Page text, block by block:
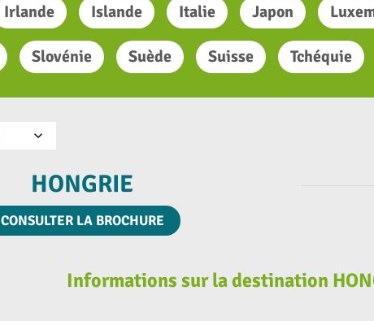
Irlande Islande Italie Japon
Slovénie Suède Suisse Tchéquie
HONGRIE
CONSULTER LA BROCHURE
Informations sur la destination